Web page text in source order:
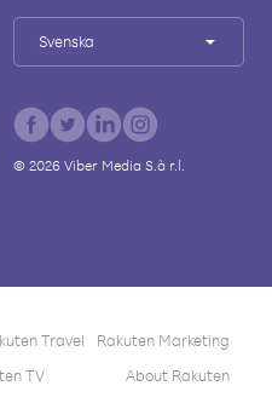
Svenska
© 2026Viber Media S.à r.l.
Travel
Rakuten Marketing
TV About Rakuten